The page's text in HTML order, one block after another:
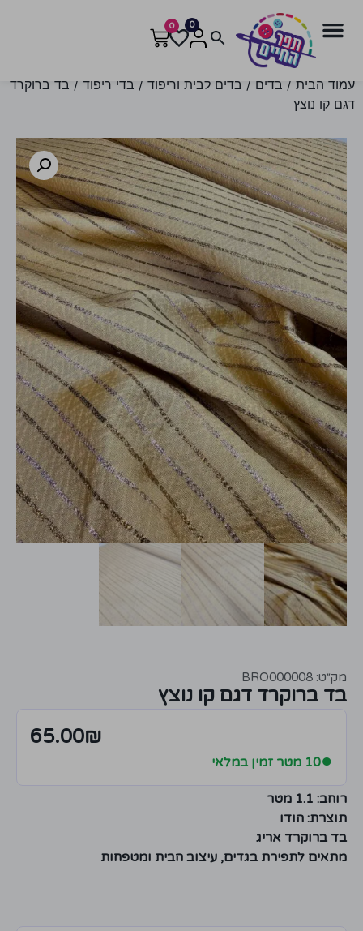
0
0
עמוד הבית / בדים / בדים לבית וריפוד / בדי ריפוד / בד ברוקרד
דגם קו נוצץ
מק״ט: BRO000008
בד ברוקרד דגם קו נוצץ
65.00₪
●10 מטר זמין במלאי
רוחב: 1.1 מטר
תוצרת: הודו
בד ברוקרד אריג
מתאים לתפירת בגדים, עיצוב הבית ומטפחות